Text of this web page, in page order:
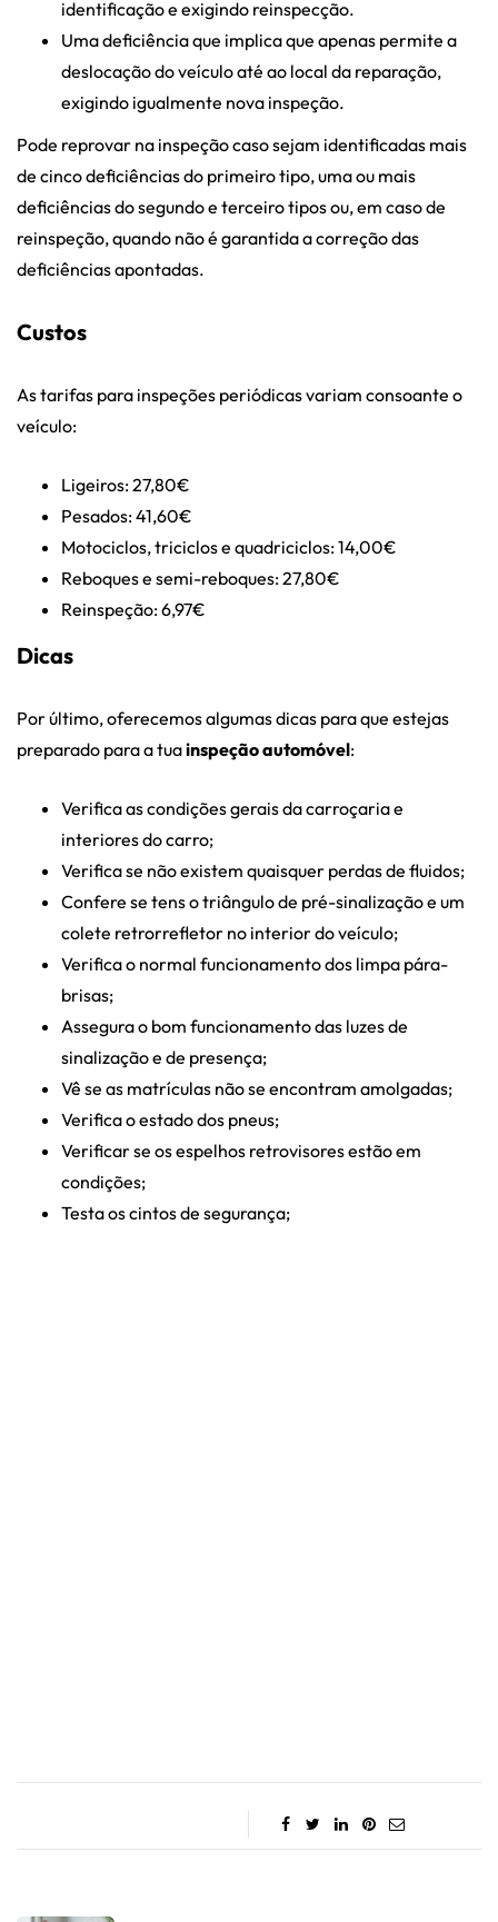
identificação e exigindo reinspecção.
Uma deficiência que implica que apenas permite a
deslocação do veículo até ao local da reparação,
exigindo igualmente nova inspeção.
Pode reprovar na inspeção caso sejam identificadas mais
de cinco deficiências do primeiro tipo, uma ou mais
deficiências do segundo e terceiro tipos ou, em caso de
reinspeção, quando não é garantida a correção das
deficiências apontadas.
Custos
As tarifas para inspeções periódicas variam consoante o
veículo:
Ligeiros: 27,80€
Pesados: 41,60€
Motociclos, triciclos e quadriciclos: 14,00€
Reboques e semi-reboques: 27,80€
Reinspeção: 6,97€
Dicas
Por último, oferecemos algumas dicas para que estejas
preparado para a tuainspeção automóvel:
Verifica as condições gerais da carroçaria e
interiores do carro;
Verifica se não existem quaisquer perdas de fluidos;
Confere se tens o triângulo de pré-sinalização e um
colete retrorrefletor no interior do veículo;
Verifica o normal funcionamento dos limpa pára-
brisas;
Assegura o bom funcionamento das luzes de
sinalização e de presença;
Vê se as matrículas não se encontram amolgadas;
Verifica o estado dos pneus;
Verificar se os espelhos retrovisores estão em
condições;
Testa os cintos de segurança;